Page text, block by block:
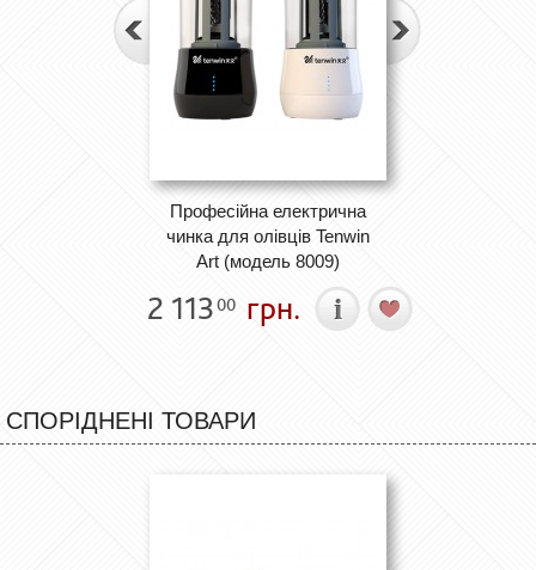
Професійна електрична
чинка для олівців Tenwin
Art (модель 8009)
2 11300 грн.
СПОРІДНЕНІ ТОВАРИ